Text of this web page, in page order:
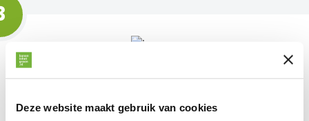
Deze website maakt gebruik van cookies
Kom op gesprek
Wij nodigen je zo snel mogelijk uit voor een